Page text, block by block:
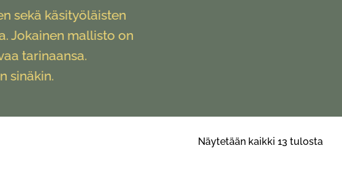
sekä käsityöläisten
Jokainen mallisto on
tarinaansa.
sinäkin.
Näytetään kaikki 13 tulosta